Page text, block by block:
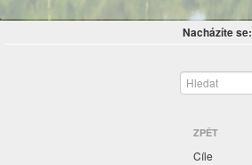
Nacházíte se:
ZPĚT
Cíle